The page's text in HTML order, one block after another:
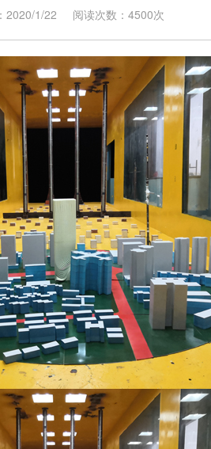
2020/1/22 阅读次数：4500次